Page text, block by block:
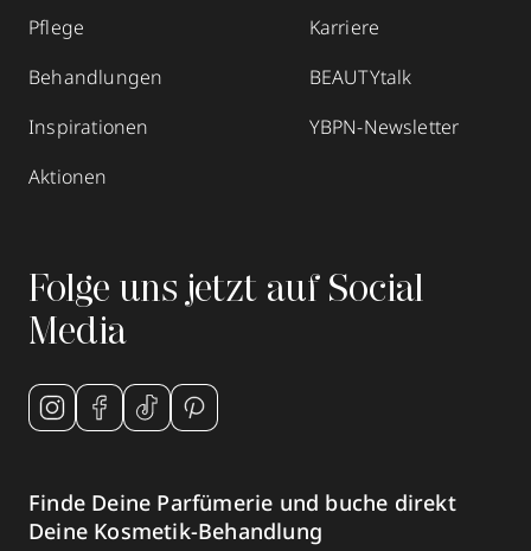
Pflege
Behandlungen
Inspirationen
Aktionen
Karriere
BEAUTYtalk
YBPN-Newsletter
Folge uns jetzt auf Social
Media
Finde Deine Parfümerie und buche direkt
Deine Kosmetik-Behandlung